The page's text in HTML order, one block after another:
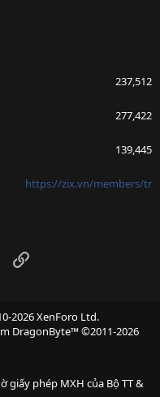
237,512
277,422
139,445
https://zix.vn/members/tr
EmailLink
2026 XenForo Ltd.
DragonByte™©2011-2026
giấy phép MXH của Bộ TT &